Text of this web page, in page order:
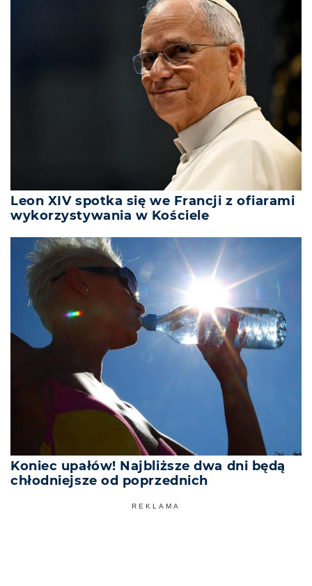
Leon XIV spotka się we Francji z ofiarami
wykorzystywania w Kościele
Koniec upałów! Najbliższe dwa dni będą
chłodniejsze od poprzednich
REKLAMA